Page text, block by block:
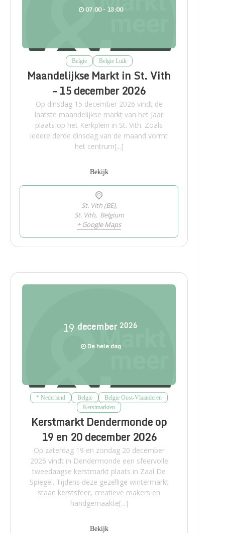
07:00 - 13:00
Belgie Belgie Luik
Maandelijkse Markt in St. Vith
– 15 december 2026
Op dinsdag 15 december 2026 vindt de
laatste maandelijkse markt van het jaar
plaats op het Kerkplein in St. Vith. Zoals
iedere derde dinsdag van de maand vormt
het centrum[...]
Bekijk
St. Vith (BE),
St. Vith, Belgium
+ Google Maps
19 december 2026
De hele dag
* Nederland Belgie
Belgie Oost-Vlaanderen
Kerstmarkten
Kerstmarkt Dendermonde op
19 en 20 december 2026
Op zaterdag 19 en zondag 20 december
2026 vindt in Dendermonde een sfeervolle
tweedaagse kerstmarkt plaats in Zaal De
Spiegel. Tijdens deze gezellige wintermarkt
staan kerstsfeer, creatieve makers en
handgemaakte[...]
Bekijk